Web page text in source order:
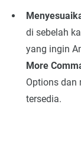
di sebelah
yang ingin
More
Options dan
tersedia.